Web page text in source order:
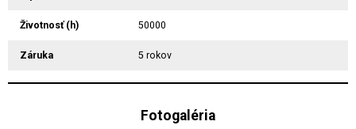
Životnosť (h) 50000
Záruka 5 rokov
Fotogaléria